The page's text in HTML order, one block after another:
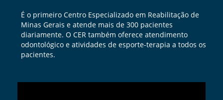
É o primeiro Centro Especializado em Reabilitação de
Minas Gerais e atende mais de 300 pacientes
diariamente. O CER também oferece atendimento
odontológico e atividades de esporte-terapia a todos os
pacientes.